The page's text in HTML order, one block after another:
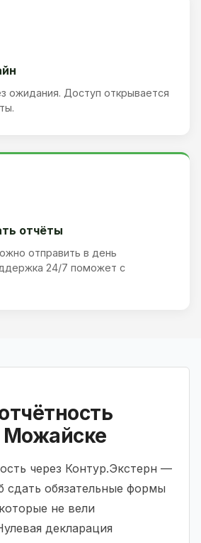
ожидания. Доступ открывается
отчёты
отправить в день
24/7 поможет с
Можайске
через Контур.Экстерн —
сдать обязательные формы
не вели
декларация